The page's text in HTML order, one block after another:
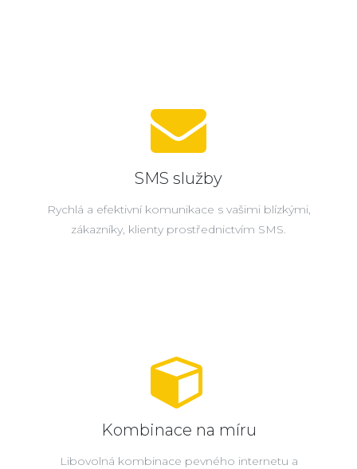
SMS služby
Rychlá a efektivní komunikace s vašimi blízkými,
zákazníky, klienty prostřednictvím SMS.
Kombinace na míru
Libovolná kombinace pevného internetu a